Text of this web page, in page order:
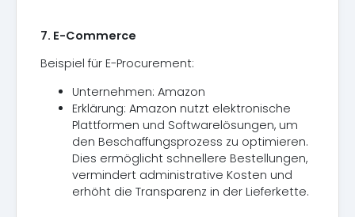
7. E-Commerce
Beispiel für E-Procurement:
Unternehmen: Amazon
Erklärung: Amazon nutzt elektronische
Plattformen und Softwarelösungen, um
den Beschaffungsprozess zu optimieren.
Dies ermöglicht schnellere Bestellungen,
vermindert administrative Kosten und
erhöht die Transparenz in der Lieferkette.